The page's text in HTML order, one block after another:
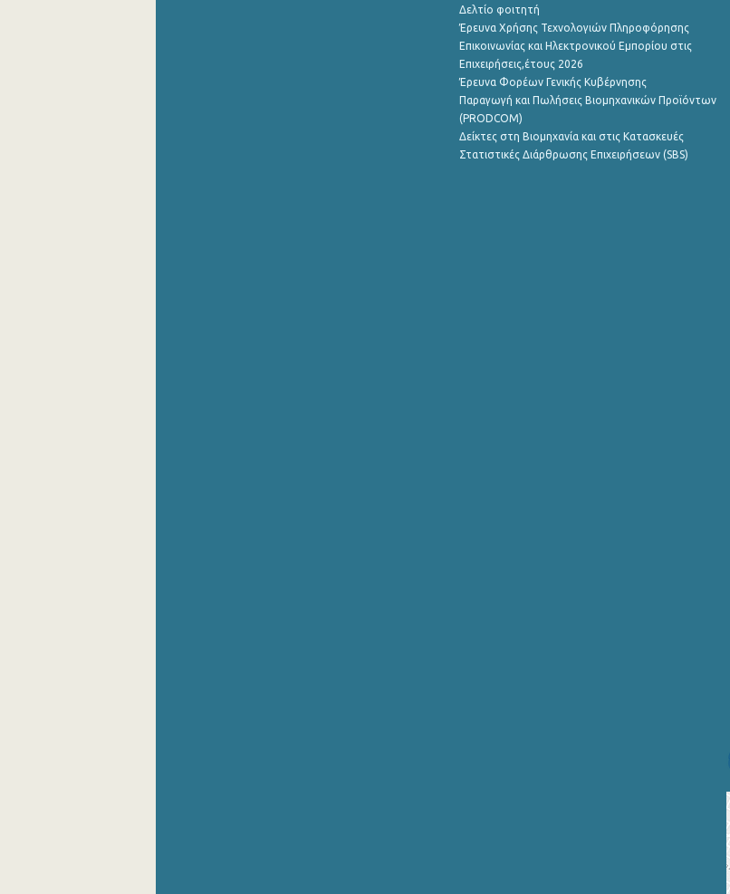
Δελτίο φοιτητή
Έρευνα Χρήσης Τεχνολογιών Πληροφόρησης
Επικοινωνίας και Ηλεκτρονικού Εμπορίου στις
Επιχειρήσεις,έτους 2026
Έρευνα Φορέων Γενικής Κυβέρνησης
Παραγωγή και Πωλήσεις Βιομηχανικών Προϊόντων
(PRODCOM)
Δείκτες στη Βιομηχανία και στις Κατασκευές
Στατιστικές Διάρθρωσης Επιχειρήσεων (SBS)